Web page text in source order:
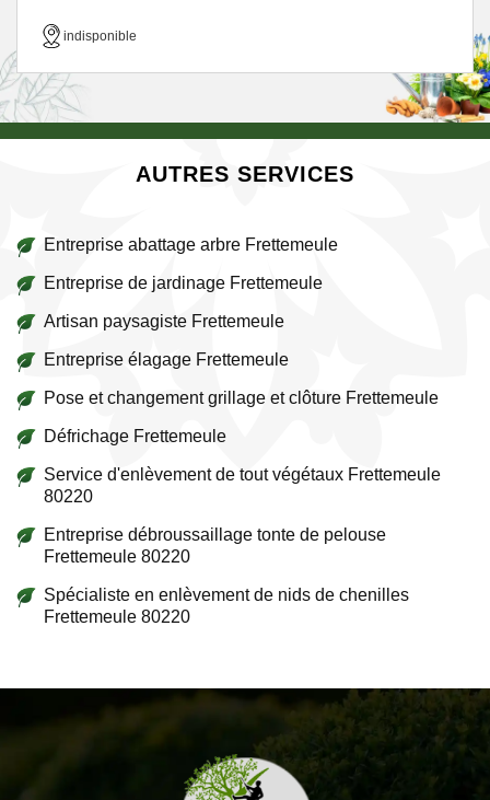
indisponible
AUTRES SERVICES
Entreprise abattage arbre Frettemeule
Entreprise de jardinage Frettemeule
Artisan paysagiste Frettemeule
Entreprise élagage Frettemeule
Pose et changement grillage et clôture Frettemeule
Défrichage Frettemeule
Service d'enlèvement de tout végétaux Frettemeule
80220
Entreprise débroussaillage tonte de pelouse
Frettemeule 80220
Spécialiste en enlèvement de nids de chenilles
Frettemeule 80220